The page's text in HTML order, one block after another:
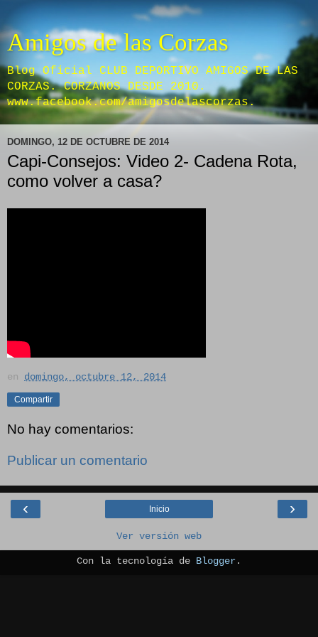
Amigos de las Corzas
Blog Oficial CLUB DEPORTIVO AMIGOS DE LAS
CORZAS. CORZANOS DESDE 2010.
www.facebook.com/amigosdelascorzas.
DOMINGO, 12 DE OCTUBRE DE 2014
Capi-Consejos: Video 2- Cadena Rota,
como volver a casa?
en domingo, octubre 12, 2014
Compartir
No hay comentarios:
Publicar un comentario
‹ ›
Inicio
Ver versión web
Con la tecnología de Blogger.